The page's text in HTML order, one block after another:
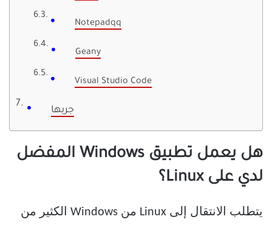
Notepadqq
Geany
Visual Studio Code
جربها
هل يعمل تطبيق Windows المفضل
لدي على Linux؟
يتطلب الانتقال إلى Linux من Windows الكثير من